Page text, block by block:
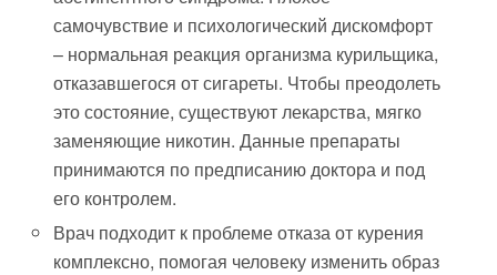
самочувствие и психологический дискомфорт
– нормальная реакция организма курильщика,
отказавшегося от сигареты. Чтобы преодолеть
это состояние, существуют лекарства, мягко
заменяющие никотин. Данные препараты
принимаются по предписанию доктора и под
его контролем.
Врач подходит к проблеме отказа от курения
комплексно, помогая человеку изменить образ